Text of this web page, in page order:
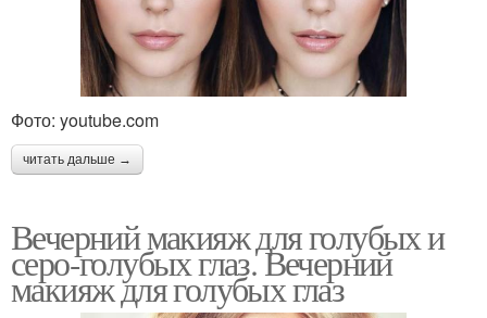
Фото: youtube.com
читать дальше →
Вечерний макияж для голубых и
серо-голубых глаз. Вечерний
макияж для голубых глаз